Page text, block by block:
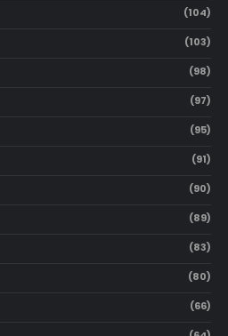
(104)
(103)
(98)
(97)
(95)
(91)
(90)
(89)
(83)
(80)
(66)